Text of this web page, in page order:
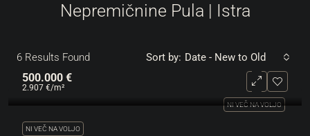
Nepremičnine Pula | Istra
6 Results Found Sort by: Date - New to Old
NI VEČ NA VOLJO
500.000 €
2.907 €/m²
NI VEČ NA VOLJO